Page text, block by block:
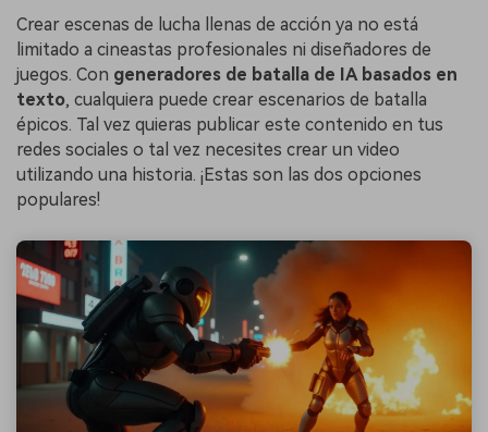
Crear escenas de lucha llenas de acción ya no está
limitado a cineastas profesionales ni diseñadores de
juegos. Con generadores de batalla de IA basados en
texto, cualquiera puede crear escenarios de batalla
épicos. Tal vez quieras publicar este contenido en tus
redes sociales o tal vez necesites crear un video
utilizando una historia. ¡Estas son las dos opciones
populares!